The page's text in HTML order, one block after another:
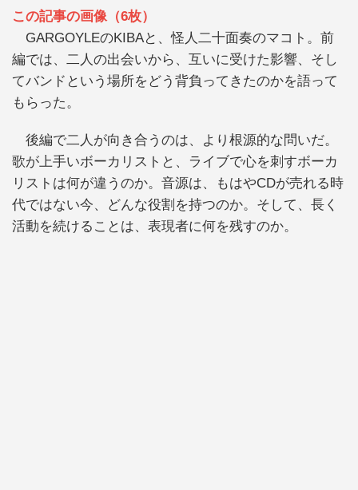
この記事の画像（6枚）
GARGOYLEのKIBAと、怪人二十面奏のマコト。前
編では、二人の出会いから、互いに受けた影響、そし
てバンドという場所をどう背負ってきたのかを語って
もらった。
後編で二人が向き合うのは、より根源的な問いだ。
歌が上手いボーカリストと、ライブで心を刺すボーカ
リストは何が違うのか。音源は、もはやCDが売れる時
代ではない今、どんな役割を持つのか。そして、長く
活動を続けることは、表現者に何を残すのか。